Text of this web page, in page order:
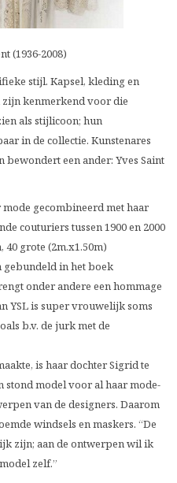
(1936-2008)
stijl. Kapsel, kleding en
zijn kenmerkend voor die
als stijlicoon; hun
in de collectie. Kunstenares
bewondert een ander: Yves Saint
gecombineerd met haar
couturiers tussen 1900 en 2000
40 grote (2m.x1.50m)
gebundeld in het boek
onder andere een hommage
YSL is super vrouwelijk soms
b.v. de jurk met de
is haar dochter Sigrid te
stond model voor al haar mode-
van de designers. Daarom
windsels en maskers. “De
zijn; aan de ontwerpen wil ik
zelf.”